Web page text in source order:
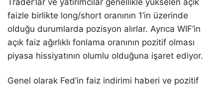
Trader’lar ve yatırımcılar genellikle yükselen açık
faizle birlikte long/short oranının 1’in üzerinde
olduğu durumlarda pozisyon alırlar. Ayrıca WIF’in
açık faiz ağırlıklı fonlama oranının pozitif olması
piyasa hissiyatının olumlu olduğuna işaret ediyor.
Genel olarak Fed’in faiz indirimi haberi ve pozitif